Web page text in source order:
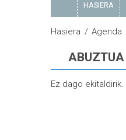
HASIERA
Hasiera Agenda
ABUZTUA
Ez dago ekitaldirik.